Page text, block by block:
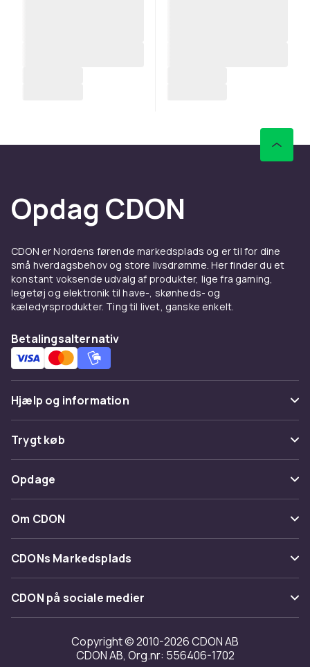
Opdag CDON
CDON er Nordens førende markedsplads og er til for dine
små hverdagsbehov og store livsdrømme. Her finder du et
konstant voksende udvalg af produkter, lige fra gaming,
legetøj og elektronik til have-, skønheds- og
kæledyrsprodukter. Ting til livet, ganske enkelt.
Betalingsalternativ
Hjælp og information
Ofte stillede spørgsmål
Spor pakke
Fortryd & returner her
Kontakt os
Trygt køb
Betaling
Levering
Tilbagekaldelser
Opdage
Kategorier
Maerke
Om CDON
Om os
Kundeanmeldelser
Arbejd på CDON
Investor relations
Tilgængelighed
CDONs Markedsplads
Merchant Help Center
CDON på sociale medier
Copyright © 2010-2026 CDON AB
CDON AB, Org.nr: 556406-1702